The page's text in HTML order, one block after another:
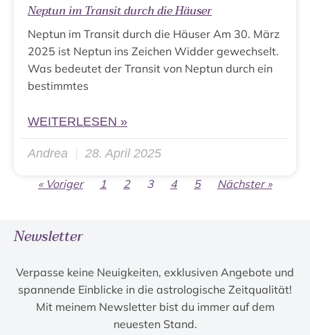
Neptun im Transit durch die Häuser
Neptun im Transit durch die Häuser Am 30. März
2025 ist Neptun ins Zeichen Widder gewechselt.
Was bedeutet der Transit von Neptun durch ein
bestimmtes
WEITERLESEN »
Andrea 28. April 2025
« Voriger 1 2 3 4 5 Nächster »
Newsletter
Verpasse keine Neuigkeiten, exklusiven Angebote und
spannende Einblicke in die astrologische Zeitqualität!
Mit meinem Newsletter bist du immer auf dem
neuesten Stand.